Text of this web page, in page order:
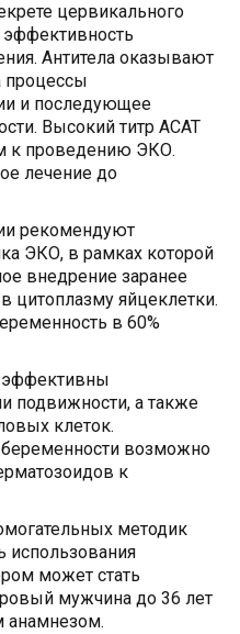
цервикального
эффективность
Антитела оказывают
процессы
и последующее
Высокий титр АСАТ
к проведению ЭКО.
лечение до
рекомендуют
ЭКО, в рамках которой
внедрение заранее
цитоплазму яйцеклетки.
в 60%
эффективны
подвижности, а также
клеток.
возможно
к
методик
использования
может стать
мужчина до 36 лет